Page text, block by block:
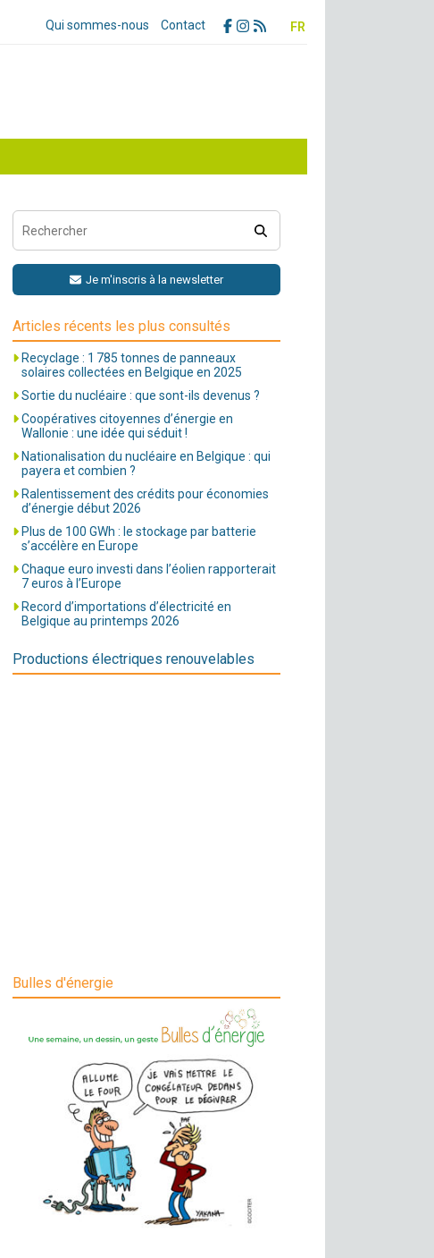
Qui sommes-nous Contact FR
Je m'inscris à la newsletter
Articles récents les plus consultés
Recyclage : 1 785 tonnes de panneaux
solaires collectées en Belgique en 2025
Sortie du nucléaire : que sont-ils devenus ?
Coopératives citoyennes d’énergie en
Wallonie : une idée qui séduit !
Nationalisation du nucléaire en Belgique : qui
payera et combien ?
Ralentissement des crédits pour économies
d’énergie début 2026
Plus de 100 GWh : le stockage par batterie
s’accélère en Europe
Chaque euro investi dans l’éolien rapporterait
7 euros à l’Europe
Record d’importations d’électricité en
Belgique au printemps 2026
Productions électriques renouvelables
Bulles d'énergie